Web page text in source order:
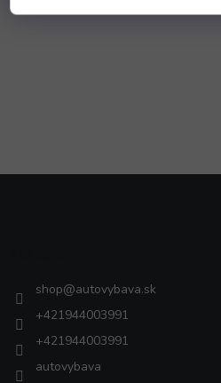
shop@autovybava.sk
+421944003991
+421944003991
autovybava